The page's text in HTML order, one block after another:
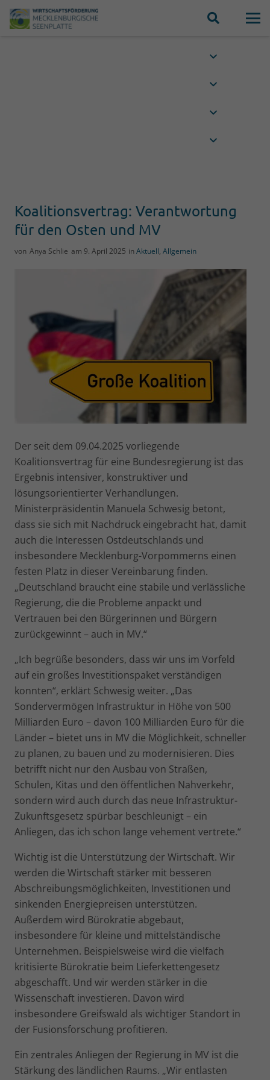
Koalitionsvertrag: Verantwortung
für den Osten und MV
von Anya Schlie am 9. April 2025 inAktuell,Allgemein
Der seit dem 09.04.2025 vorliegende
Koalitionsvertrag für eine Bundesregierung ist das
Ergebnis intensiver, konstruktiver und
lösungsorientierter Verhandlungen.
Ministerpräsidentin Manuela Schwesig betont,
dass sie sich mit Nachdruck eingebracht hat, damit
auch die Interessen Ostdeutschlands und
insbesondere Mecklenburg-Vorpommerns einen
festen Platz in dieser Vereinbarung finden.
„Deutschland braucht eine stabile und verlässliche
Regierung, die die Probleme anpackt und
Vertrauen bei den Bürgerinnen und Bürgern
zurückgewinnt – auch in MV.“
„Ich begrüße besonders, dass wir uns im Vorfeld
auf ein großes Investitionspaket verständigen
konnten“, erklärt Schwesig weiter. „Das
Sondervermögen Infrastruktur in Höhe von 500
Milliarden Euro – davon 100 Milliarden Euro für die
Länder – bietet uns in MV die Möglichkeit, schneller
zu planen, zu bauen und zu modernisieren. Dies
betrifft nicht nur den Ausbau von Straßen,
Schulen, Kitas und den öffentlichen Nahverkehr,
sondern wird auch durch das neue Infrastruktur-
Zukunftsgesetz spürbar beschleunigt – ein
Anliegen, das ich schon lange vehement vertrete.“
Wichtig ist die Unterstützung der Wirtschaft. Wir
werden die Wirtschaft stärker mit besseren
Abschreibungsmöglichkeiten, Investitionen und
sinkenden Energiepreisen unterstützen.
Außerdem wird Bürokratie abgebaut,
insbesondere für kleine und mittelständische
Unternehmen. Beispielsweise wird die vielfach
kritisierte Bürokratie beim Lieferkettengesetz
abgeschafft. Und wir werden stärker in die
Wissenschaft investieren. Davon wird
insbesondere Greifswald als wichtiger Standort in
der Fusionsforschung profitieren.
Ein zentrales Anliegen der Regierung in MV ist die
Stärkung des ländlichen Raums. „Wir entlasten